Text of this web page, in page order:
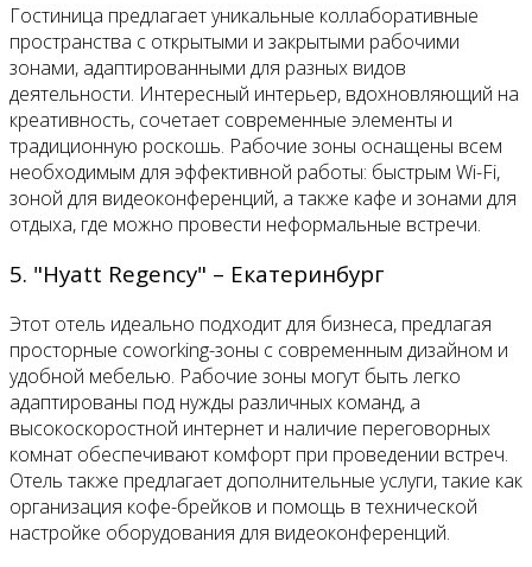
Гостиница предлагает уникальные коллаборативные
пространства с открытыми и закрытыми рабочими
зонами, адаптированными для разных видов
деятельности. Интересный интерьер, вдохновляющий на
креативность, сочетает современные элементы и
традиционную роскошь. Рабочие зоны оснащены всем
необходимым для эффективной работы: быстрым Wi-Fi,
зоной для видеоконференций, а также кафе и зонами для
отдыха, где можно провести неформальные встречи.
5. "Hyatt Regency" – Екатеринбург
Этот отель идеально подходит для бизнеса, предлагая
просторные coworking-зоны с современным дизайном и
удобной мебелью. Рабочие зоны могут быть легко
адаптированы под нужды различных команд, а
высокоскоростной интернет и наличие переговорных
комнат обеспечивают комфорт при проведении встреч.
Отель также предлагает дополнительные услуги, такие как
организация кофе-брейков и помощь в технической
настройке оборудования для видеоконференций.